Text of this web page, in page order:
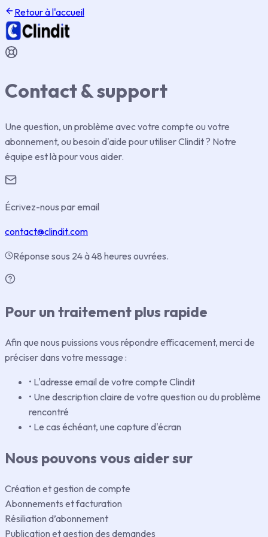
Retour à l'accueil
Contact & support
Une question, un problème avec votre compte ou votre
abonnement, ou besoin d'aide pour utiliser Clindit ? Notre
équipe est là pour vous aider.
Écrivez-nous par email
contact@clindit.com
Réponse sous 24 à 48 heures ouvrées.
Pour un traitement plus rapide
Afin que nous puissions vous répondre efficacement, merci de
préciser dans votre message :
• L'adresse email de votre compte Clindit
• Une description claire de votre question ou du problème
rencontré
• Le cas échéant, une capture d'écran
Nous pouvons vous aider sur
Création et gestion de compte
Abonnements et facturation
Résiliation d’abonnement
Publication et gestion des demandes